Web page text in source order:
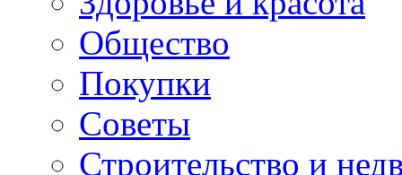
Общество
Покупки
Советы
Строительство и